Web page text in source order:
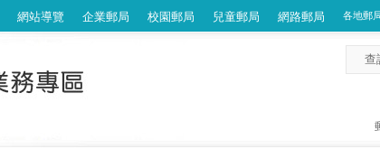
網站導覽 企業郵局 校園郵局 兒童郵局 網路郵局 各地郵
查